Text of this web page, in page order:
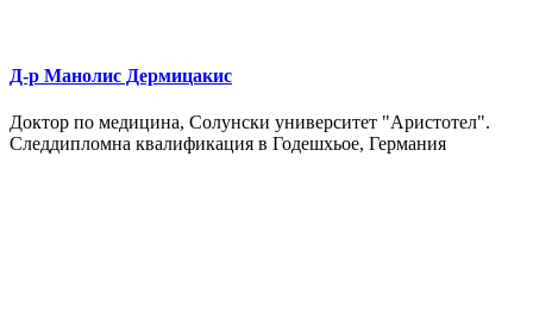
Д-р Манолис Дермицакис
Доктор по медицина, Солунски университет "Аристотел".
Следдипломна квалификация в Годешхьое, Германия